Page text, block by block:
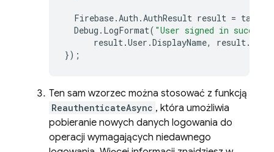
Firebase.Auth .AuthResult result = task
Debug . LogFormat( "User signed in
result.User .DisplayName, result.
});
Ten sam wzorzec można stosować z funkcją
ReauthenticateAsync , która umożliwia
pobieranie nowych danych logowania do
operacji wymagających niedawnego